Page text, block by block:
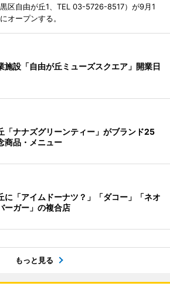
区自由が丘1、TEL 03-5726-8517）が9月1
オープンする。
施設「自由が丘ミューズスクエア」開業日
「ナナズグリーンティー」がブランド25
商品・メニュー
に「アイムドーナツ？」「ダコー」「ネオ
ーガー」の複合店
もっと見る